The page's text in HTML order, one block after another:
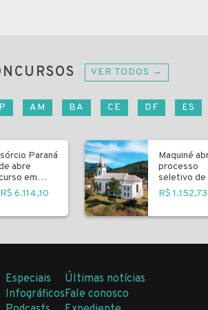
VER TODOS →
AM BA CE DF ES
Paraná
abre
em
6.114,10
Maquiné
processo
seletivo de
R$ 1.152,73
Especiais
Infográficos
Últimas notícias
Fale conosco